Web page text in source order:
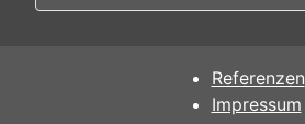
Referenzen
Impressum